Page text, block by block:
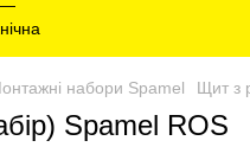
набори Spamel Щит з
Spamel ROS